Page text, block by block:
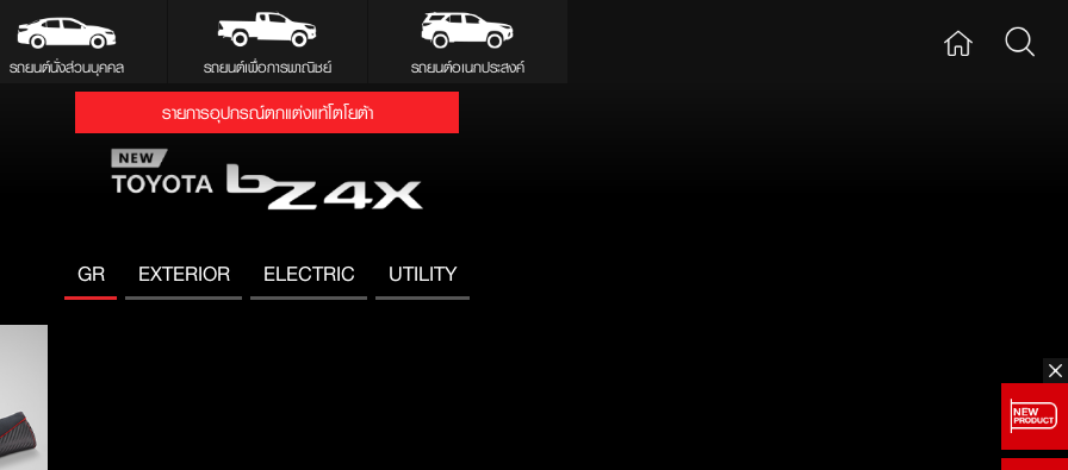
รถยนต์นั่งส่วนบุคคล รถยนต์เพื่อการพาณิชย์ รถยนต์อเนกประสงค์
รายการอุปกรณ์ตกแต่งแท้โตโยต้า
GR EXTERIOR ELECTRIC UTILITY